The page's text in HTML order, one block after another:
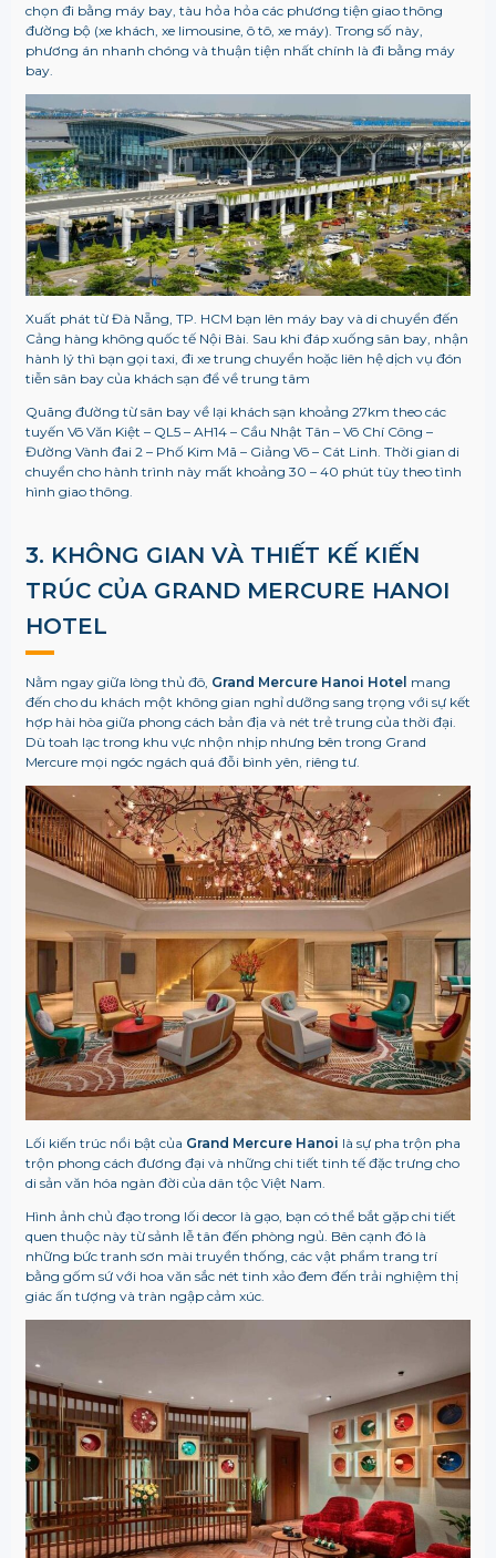
chọn đi bằng máy bay, tàu hỏa hỏa các phương tiện giao thông
đường bộ (xe khách, xe limousine, ô tô, xe máy). Trong số này,
phương án nhanh chóng và thuận tiện nhất chính là đi bằng máy
bay.
Xuất phát từ Đà Nẵng, TP. HCM bạn lên máy bay và di chuyển đến
Cảng hàng không quốc tế Nội Bài. Sau khi đáp xuống sân bay, nhận
hành lý thì bạn gọi taxi, đi xe trung chuyển hoặc liên hệ dịch vụ đón
tiễn sân bay của khách sạn để về trung tâm
Quãng đường từ sân bay về lại khách sạn khoảng 27km theo các
tuyến Võ Văn Kiệt – QL5 – AH14 – Cầu Nhật Tân – Võ Chí Công –
Đường Vành đai 2 – Phố Kim Mã – Giảng Võ – Cát Linh. Thời gian di
chuyển cho hành trình này mất khoảng 30 – 40 phút tùy theo tình
hình giao thông.
3. KHÔNG GIAN VÀ THIẾT KẾ KIẾN
TRÚC CỦA GRAND MERCURE HANOI
HOTEL
Nằm ngay giữa lòng thủ đô, Grand Mercure Hanoi Hotel mang
đến cho du khách một không gian nghỉ dưỡng sang trọng với sự kết
hợp hài hòa giữa phong cách bản địa và nét trẻ trung của thời đại.
Dù toah lạc trong khu vực nhộn nhịp nhưng bên trong Grand
Mercure mọi ngóc ngách quá đỗi bình yên, riêng tư.
Lối kiến trúc nổi bật của Grand Mercure Hanoi là sự pha trộn pha
trộn phong cách đương đại và những chi tiết tinh tế đặc trưng cho
di sản văn hóa ngàn đời của dân tộc Việt Nam.
Hình ảnh chủ đạo trong lối decor là gạo, bạn có thể bắt gặp chi tiết
quen thuộc này từ sảnh lễ tân đến phòng ngủ. Bên cạnh đó là
những bức tranh sơn mài truyền thống, các vật phẩm trang trí
bằng gốm sứ với hoa văn sắc nét tinh xảo đem đến trải nghiệm thị
giác ấn tượng và tràn ngập cảm xúc.